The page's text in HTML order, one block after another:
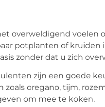
overweldigend
potplanten of kruiden
zonder dat u zich
zijn een goede
oregano, tijm,
om mee te koken.